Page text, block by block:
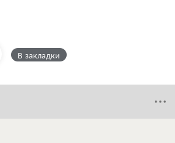
В закладки